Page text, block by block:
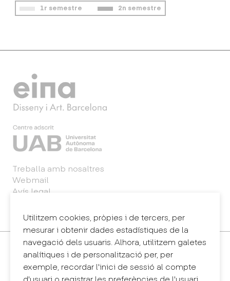
1r semestre 2n semestre
Utilitzem cookies, pròpies i de tercers, per
mesurar i obtenir dades estadístiques de la
navegació dels usuaris. Alhora, utilitzem galetes
analítiques i de personalització per, per
exemple, recordar l'inici de sessió al compte
d'usuari o registrar les preferències de l'usuari.
Treballa amb nosaltres
Webmail
Avís legal
Sintema intern d'informació (canal de denúncies)
Contacte
+34 932 030 923
info@eina.cat